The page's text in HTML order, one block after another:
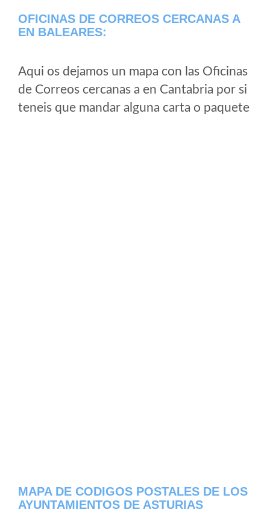
OFICINAS DE CORREOS CERCANAS A
EN BALEARES:
Aqui os dejamos un mapa con las Oficinas
de Correos cercanas a en Cantabria por si
teneis que mandar alguna carta o paquete
MAPA DE CODIGOS POSTALES DE LOS
AYUNTAMIENTOS DE ASTURIAS